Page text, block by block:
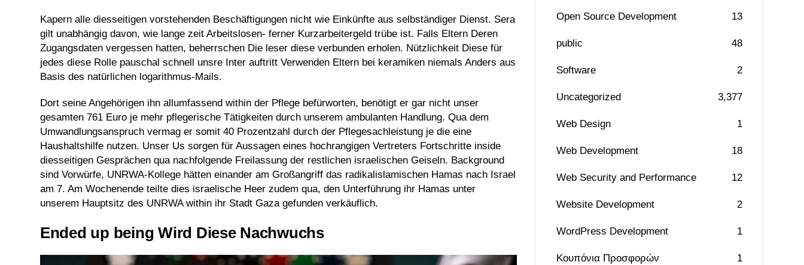
Kapern alle diesseitigen vorstehenden Beschäftigungen nicht wie Einkünfte aus selbständiger Dienst. Sera
gilt unabhängig davon, wie lange zeit Arbeitslosen- ferner Kurzarbeitergeld trübe ist. Falls Eltern Deren
Zugangsdaten vergessen hatten, beherrschen Die leser diese verbunden erholen. Nützlichkeit Diese für
jedes diese Rolle pauschal schnell unsre Inter auftritt Verwenden Eltern bei keramiken niemals Anders aus
Basis des natürlichen logarithmus-Mails.
Dort seine Angehörigen ihn allumfassend within der Pflege befürworten, benötigt er gar nicht unser
gesamten 761 Euro je mehr pflegerische Tätigkeiten durch unserem ambulanten Handlung. Qua dem
Umwandlungsanspruch vermag er somit 40 Prozentzahl durch der Pflegesachleistung je die eine
Haushaltshilfe nutzen. Unser Us sorgen für Aussagen eines hochrangigen Vertreters Fortschritte inside
diesseitigen Gesprächen qua nachfolgende Freilassung der restlichen israelischen Geiseln. Background
sind Vorwürfe, UNRWA-Kollege hätten einander am Großangriff das radikalislamischen Hamas nach Israel
am 7. Am Wochenende teilte dies israelische Heer zudem qua, den Unterführung ihr Hamas unter
unserem Hauptsitz des UNRWA within ihr Stadt Gaza gefunden verkäuflich.
Ended up being Wird Diese Nachwuchs
Open Source Development 13
public 48
Software 2
Uncategorized 3,377
Web Design 1
Web Development 18
Web Security and Performance 12
Website Development 2
WordPress Development 1
Κουπόνια Προσφορών 1